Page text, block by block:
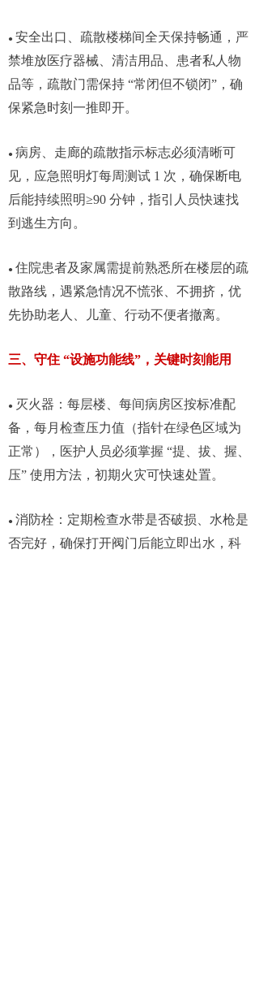
● 安全出口、疏散楼梯间全天保持畅通，严
禁堆放医疗器械、清洁用品、患者私人物
品等，疏散门需保持 “常闭但不锁闭”，确
保紧急时刻一推即开。
● 病房、走廊的疏散指示标志必须清晰可
见，应急照明灯每周测试 1 次，确保断电
后能持续照明≥90 分钟，指引人员快速找
到逃生方向。
● 住院患者及家属需提前熟悉所在楼层的疏
散路线，遇紧急情况不慌张、不拥挤，优
先协助老人、儿童、行动不便者撤离。
三、守住 “设施功能线”，关键时刻能用
● 灭火器：每层楼、每间病房区按标准配
备，每月检查压力值（指针在绿色区域为
正常），医护人员必须掌握 “提、拔、握、
压” 使用方法，初期火灾可快速处置。
● 消防栓：定期检查水带是否破损、水枪是
否完好，确保打开阀门后能立即出水，科